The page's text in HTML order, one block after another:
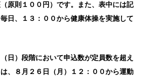
原則１００円）です。また、表中には記
日、１３：００から健康体操を実施して
日）段階において申込数が定員数を超え
、８月２６日（月）１２：００から運動